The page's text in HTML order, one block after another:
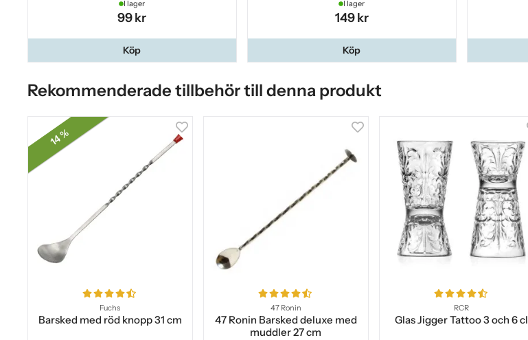
I lager
99 kr
Köp
I lager
149 kr
Köp
Rekommenderade tillbehör till denna produkt
14 %
Fuchs
Barsked med röd knopp 31 cm
47 Ronin
47 Ronin Barsked deluxe med
muddler 27 cm
RCR
Glas Jigger Tattoo 3 och 6 cl